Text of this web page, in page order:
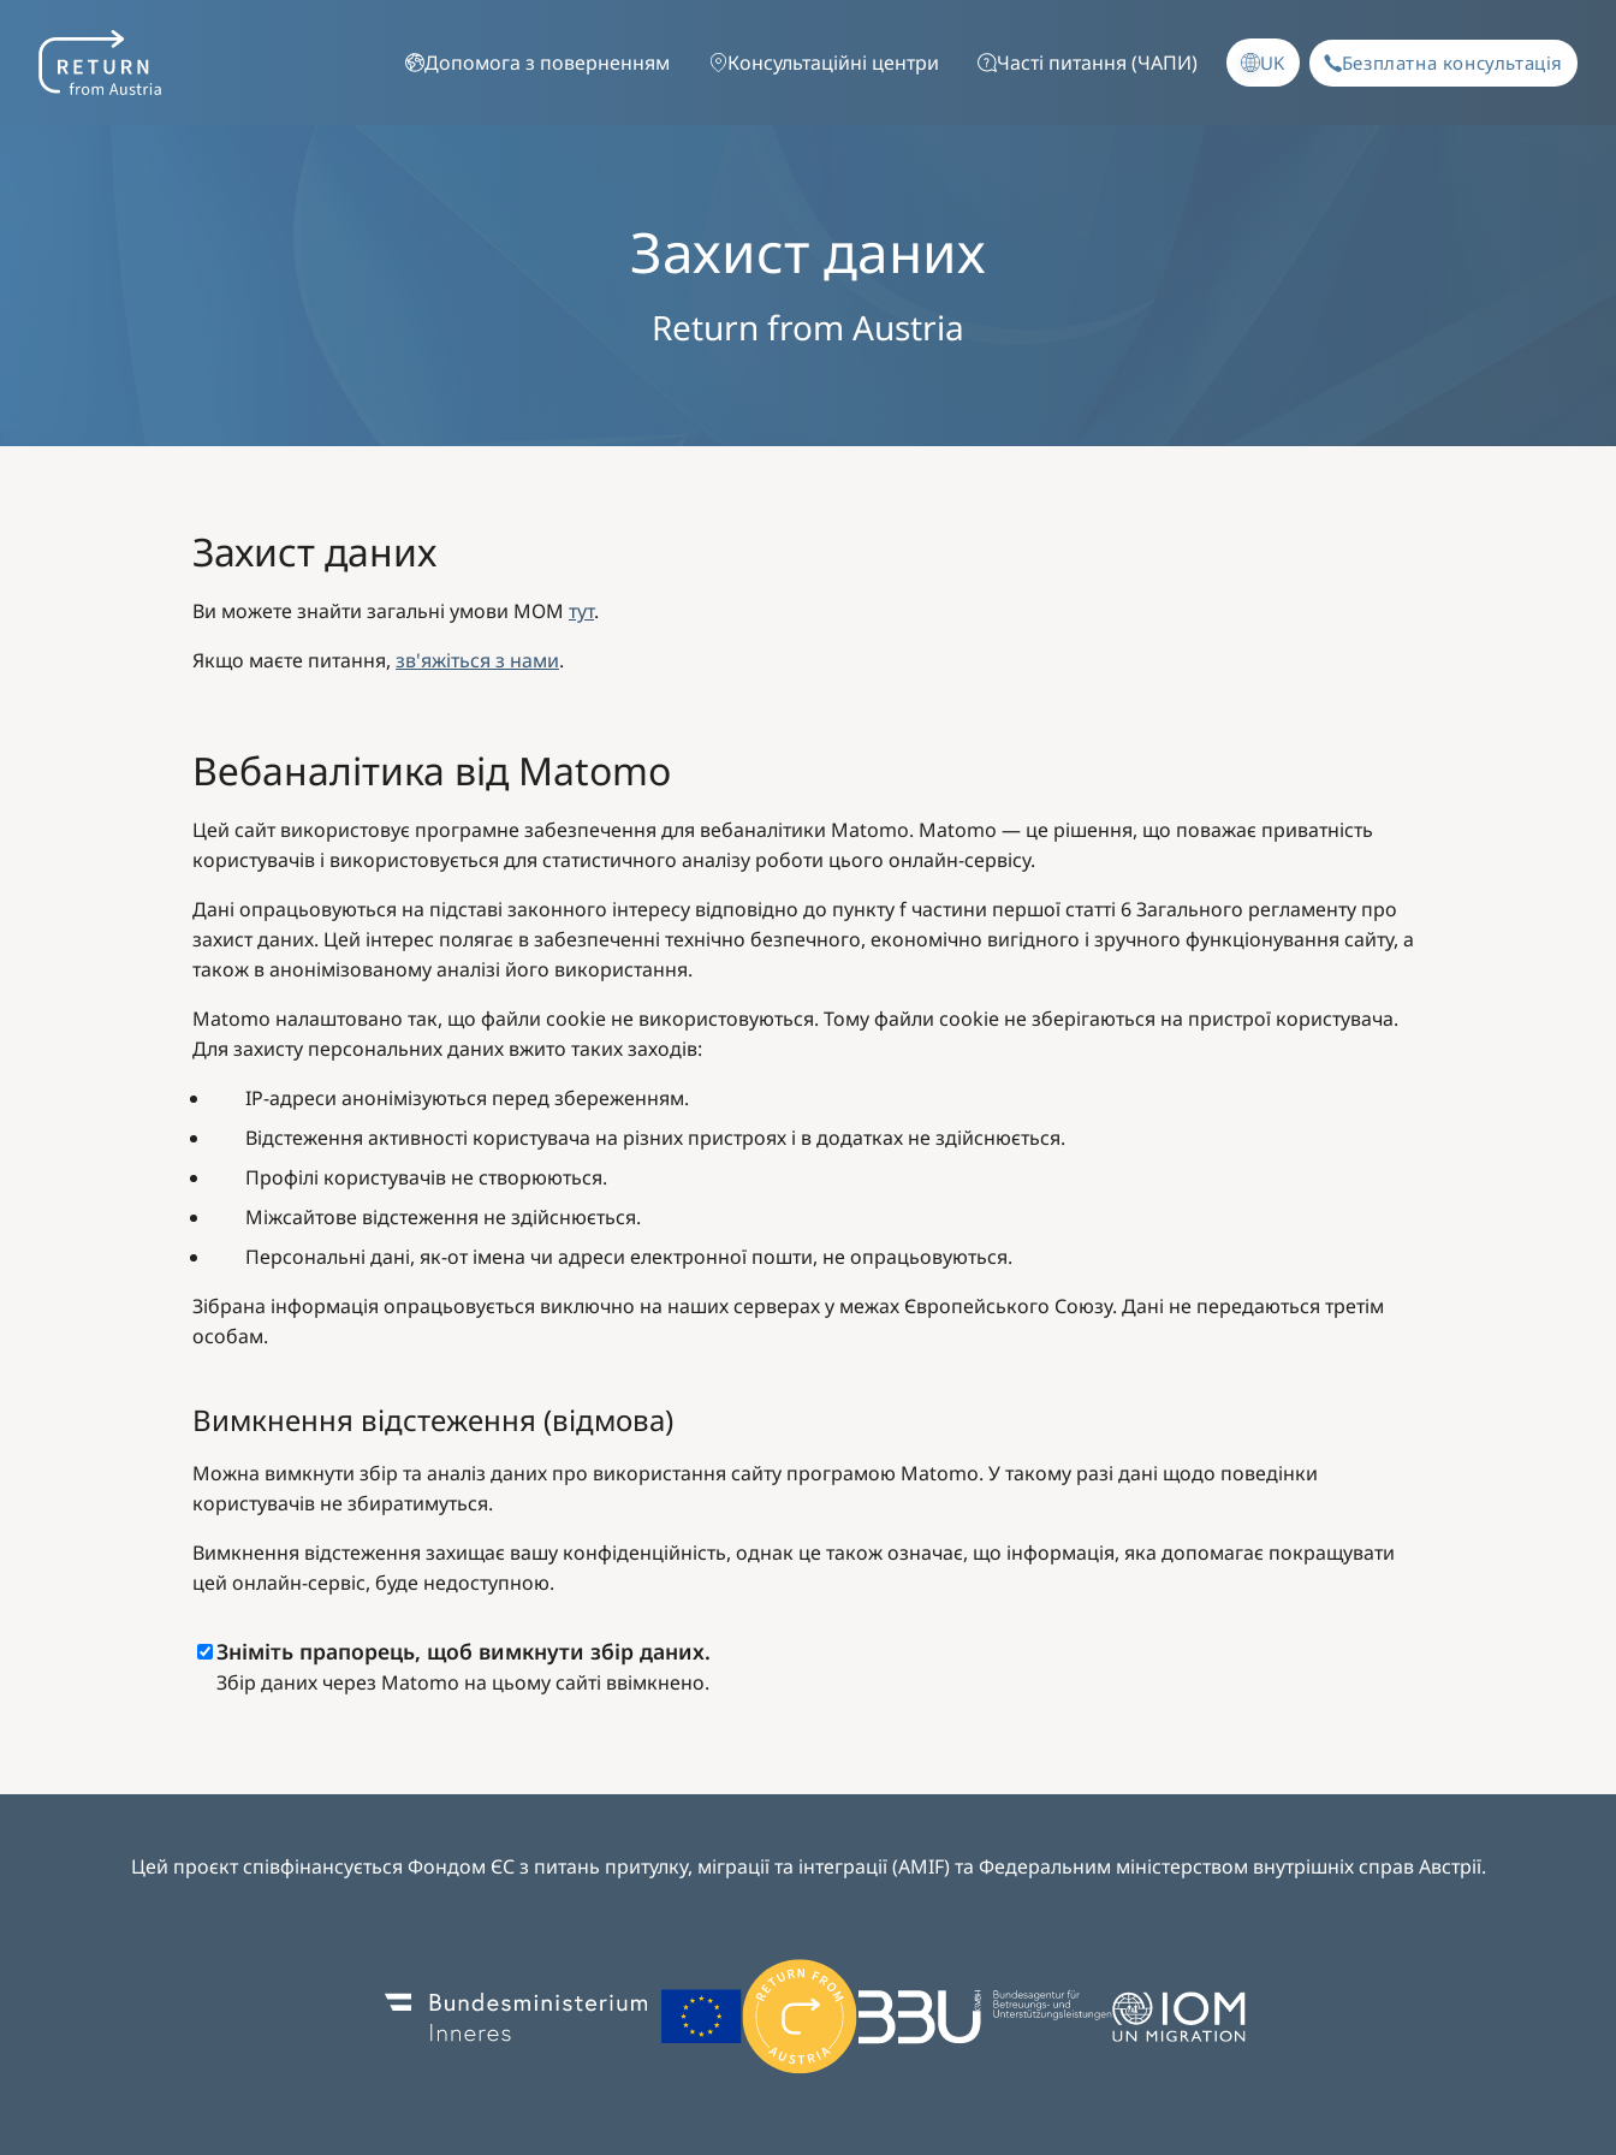
Допомога з поверненням
Консультаційні центри Часті питання (ЧАПИ) UK Безплатна консультація
Захист даних
Return from Austria
Захист даних
Ви можете знайти загальні умови МОМ тут.
Якщо маєте питання, зв'яжіться з нами.
Вебаналітика від Matomo
Цей сайт використовує програмне забезпечення для вебаналітики Matomo. Matomo — це рішення, що поважає приватність
користувачів і використовується для статистичного аналізу роботи цього онлайн-сервісу.
Дані опрацьовуються на підставі законного інтересу відповідно до пункту f частини першої статті 6 Загального регламенту про
захист даних. Цей інтерес полягає в забезпеченні технічно безпечного, економічно вигідного і зручного функціонування сайту, а
також в анонімізованому аналізі його використання.
Matomo налаштовано так, що файли cookie не використовуються. Тому файли cookie не зберігаються на пристрої користувача.
Для захисту персональних даних вжито таких заходів:
IP-адреси анонімізуються перед збереженням.
Відстеження активності користувача на різних пристроях і в додатках не здійснюється.
Профілі користувачів не створюються.
Міжсайтове відстеження не здійснюється.
Персональні дані, як-от імена чи адреси електронної пошти, не опрацьовуються.
Зібрана інформація опрацьовується виключно на наших серверах у межах Європейського Союзу. Дані не передаються третім
особам.
Вимкнення відстеження (відмова)
Можна вимкнути збір та аналіз даних про використання сайту програмою Matomo. У такому разі дані щодо поведінки
користувачів не збиратимуться.
Вимкнення відстеження захищає вашу конфіденційність, однак це також означає, що інформація, яка допомагає покращувати
цей онлайн-сервіс, буде недоступною.
Зніміть прапорець, щоб вимкнути збір даних.
Збір даних через Matomo на цьому сайті ввімкнено.
Цей проєкт співфінансується Фондом ЄС з питань притулку, міграції та інтеграції (AMIF) та Федеральним міністерством внутрішніх справ Австрії.
Image Image
Image
Image Image